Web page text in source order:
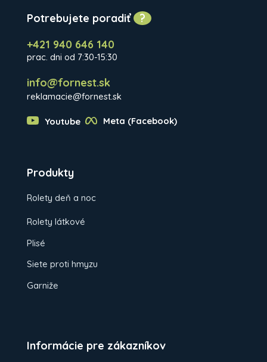
Potrebujete poradiť?
+421 940 646 140
prac. dni od 7:30-15:30
info@fornest.sk
reklamacie@fornest.sk
Youtube Meta (Facebook)
Produkty
Rolety deň a noc
Rolety látkové
Plisé
Siete proti hmyzu
Garniže
Informácie pre zákazníkov